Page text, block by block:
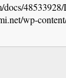
wp-